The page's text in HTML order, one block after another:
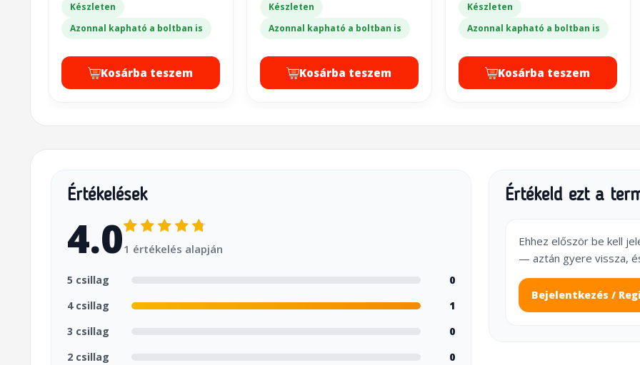
Készleten
Azonnal kapható a boltban is
Kosárba teszem
Készleten
Azonnal kapható a boltban is
Kosárba teszem
Készleten
Azonnal kapható a boltban is
Kosárba teszem
Értékelések
4.01 értékelés alapján
5 csillag
0
4 csillag
1
3 csillag
0
2 csillag
0
Értékeld ezt a
Ehhez először be kell
— aztán gyere vissza,
Bejelentkezés /